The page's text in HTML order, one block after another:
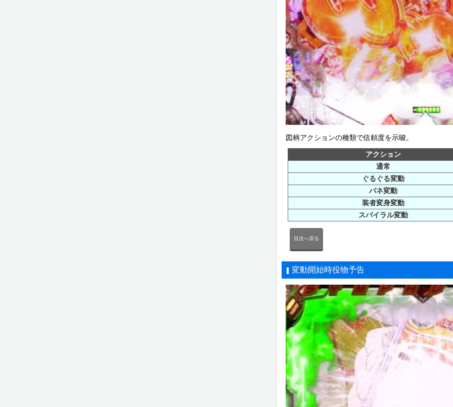
図柄アクションの種類で信頼度を示唆。
アクション
通常
ぐるぐる変動
バネ変動
装者変身変動
スパイラル変動
目次へ戻る
変動開始時役物予告